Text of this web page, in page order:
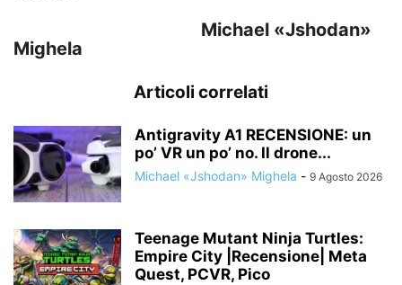
Michael «Jshodan»
Mighela
Articoli correlati
Antigravity A1 RECENSIONE: un
po’ VR un po’ no. Il drone...
Michael «Jshodan» Mighela - 9 Agosto 2026
Teenage Mutant Ninja Turtles:
Empire City |Recensione| Meta
Quest, PCVR, Pico